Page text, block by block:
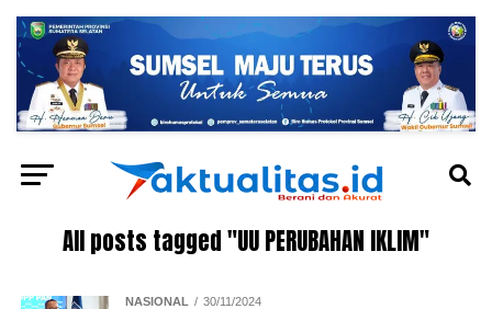
All posts tagged "UU PERUBAHAN IKLIM"
NASIONAL 30/11/2024